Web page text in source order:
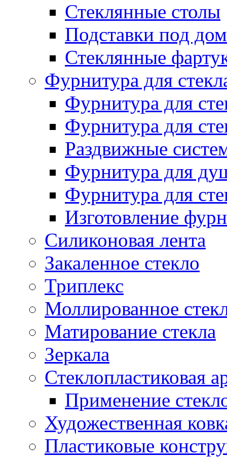
Стеклянные столы
Подставки под
Стеклянные
Фурнитура для
Фурнитура для
Фурнитура для
Раздвижные
Фурнитура для
Фурнитура для
Изготовление
Силиконовая лента
Закаленное стекло
Триплекс
Моллированное
Матирование стекла
Зеркала
Стеклопластиковая
Применение
Художественная
Пластиковые